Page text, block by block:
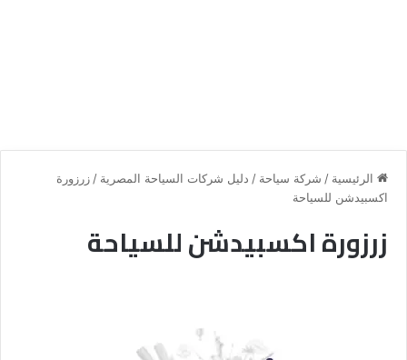
الرئيسية / شركة سياحة / دليل شركات السياحة المصرية / زرزورة
اكسبيدشن للسياحة
زرزورة اكسبيدشن للسياحة